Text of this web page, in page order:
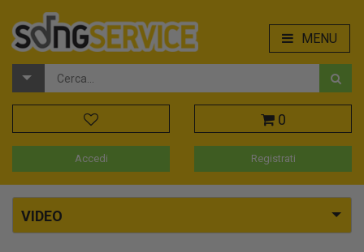
MENU
0
Accedi Registrati
VIDEO